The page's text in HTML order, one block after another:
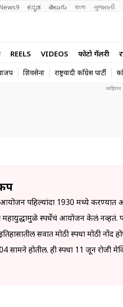
ಕನ್ನಡ తెలుగు বাংলা ગુજરાતી
REELS VIDEOS फोटो गॅलरी
शिवसेना राष्ट्रवादी काँग्रेस पार्टी
पहिल्यांदा 1930 मध्ये करण्यात आलं
स्पर्धेचं आयोजन केलं नव्हतं.
सर्वात मोठी स्पर्धा मोठी
होतील. ही स्पर्धा 11 जून रोजी